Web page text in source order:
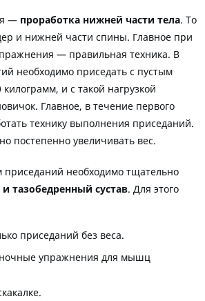
— проработка нижней части тела. То
и нижней части спины. Главное при
— правильная техника. В
необходимо приседать с пустым
и с такой нагрузкой
Главное, в течение первого
технику выполнения приседаний.
постепенно увеличивать вес.
необходимо тщательно
тазобедренный сустав. Для этого
приседаний без веса.
упражнения для мышц